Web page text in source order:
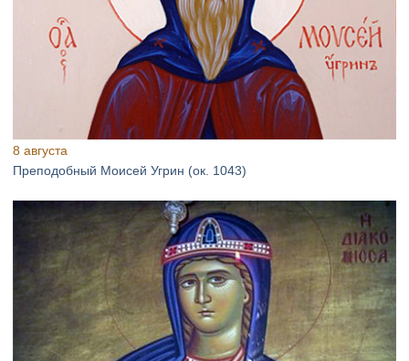
8 августа
Преподобный Моисей Угрин (ок. 1043)